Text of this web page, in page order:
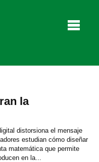
la
distorsiona el mensaje
estudian cómo diseñar
matemática que permite
en la...